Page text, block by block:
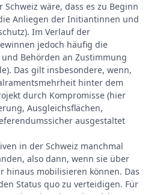
wäre, dass es zu Beginn
Anliegen der Initiantinnen und
Im Verlauf der
jedoch häufig die
Behörden an Zustimmung
Das gilt insbesondere, wenn,
hinter dem
durch Kompromisse (hier
Ausgleichsflächen,
ausgestaltet
in der Schweiz manchmal
also dann, wenn sie über
hinaus mobilisieren können. Das
Status quo zu verteidigen. Für